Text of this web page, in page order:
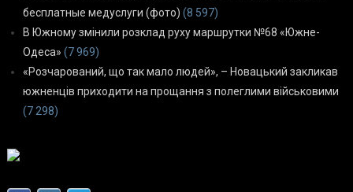
бесплатные медуслуги (фото) (8 597)
В Южному змінили розклад руху маршрутки №68 «Южне-
Одеса» (7 969)
«Розчарований, що так мало людей», – Новацький закликав
южненців приходити на прощання з полеглими військовими
(7 298)